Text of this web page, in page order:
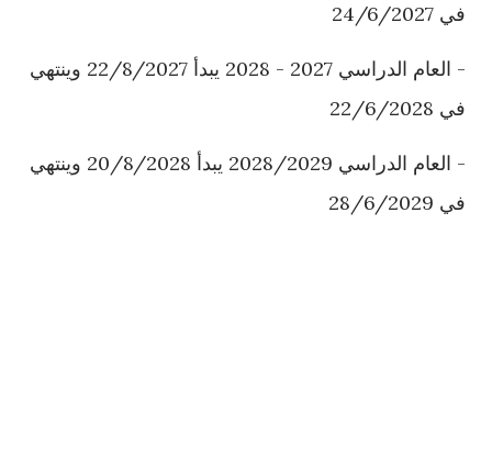
في 24/6/2027
- العام الدراسي 2027 - 2028 يبدأ 22/8/2027 وينتهي
في 22/6/2028
- العام الدراسي 2028/2029 يبدأ 20/8/2028 وينتهي
في 28/6/2029